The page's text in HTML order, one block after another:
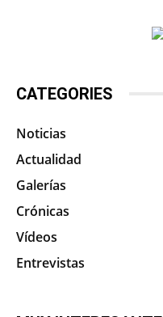
CATEGORIES
Noticias
Actualidad
Galerías
Crónicas
Vídeos
Entrevistas